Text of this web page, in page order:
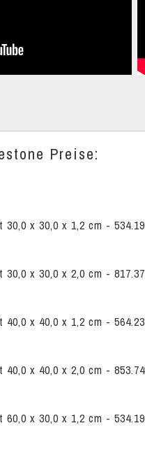
Preise:
x 30,0 x 1,2 cm -
x 30,0 x 2,0 cm -
x 40,0 x 1,2 cm -
x 40,0 x 2,0 cm -
x 30,0 x 1,2 cm -